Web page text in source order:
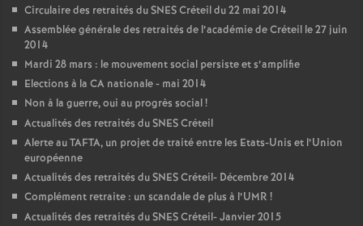
Circulaire des retraités duSNESCréteil du 22 mai 2014
Assemblée générale des retraités de l’académie de Créteil le 27 juin
2014
Mardi 28 mars : le mouvement social persiste et s’amplifie
Elections à la CA nationale - mai 2014
Non à la guerre, oui au progrès social!
Actualités des retraités duSNESCréteil
Alerte auTAFTA, un projet de traité entre les Etats-Unis et l’Union
européenne
Actualités des retraités duSNESCréteil- Décembre 2014
Complément retraite : un scandale de plus à l’UMR !
Actualités des retraités duSNESCréteil- Janvier 2015